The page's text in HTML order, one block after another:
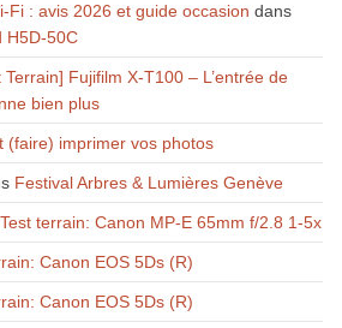
Fi : avis 2026 et guide occasion dans
H5D-50C
Terrain] Fujifilm X-T100 – L’entrée de
bien plus
(faire) imprimer vos photos
Festival Arbres & Lumières Genève
Test terrain: Canon MP-E 65mm f/2.8 1-5x
Canon EOS 5Ds (R)
Canon EOS 5Ds (R)